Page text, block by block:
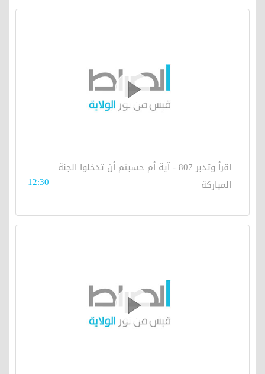
اقرأ وتدبر 807 - آية أم حسبتم أن تدخلوا الجنة
المباركة
12:30